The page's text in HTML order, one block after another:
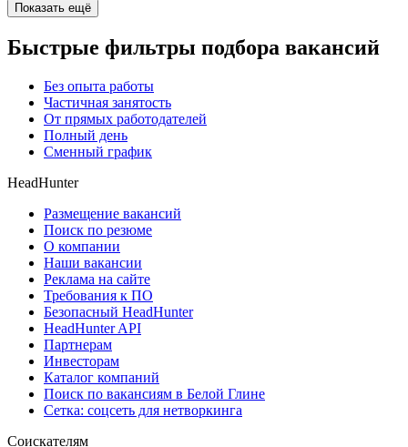
Показать ещё
Быстрые фильтры подбора вакансий
Без опыта работы
Частичная занятость
От прямых работодателей
Полный день
Сменный график
HeadHunter
Размещение вакансий
Поиск по резюме
О компании
Наши вакансии
Реклама на сайте
Требования к ПО
Безопасный HeadHunter
HeadHunter API
Партнерам
Инвесторам
Каталог компаний
Поиск по вакансиям в Белой Глине
Сетка: соцсеть для нетворкинга
Соискателям